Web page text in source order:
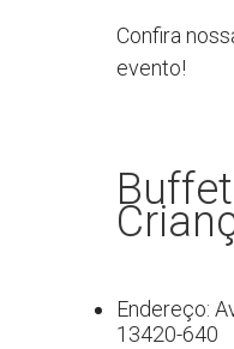
Confira
evento!
Endereço:
13420-640